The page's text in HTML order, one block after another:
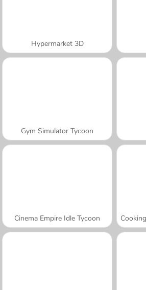
Hypermarket 3D
Gym Simulator Tycoon
Cinema Empire Idle Tycoon